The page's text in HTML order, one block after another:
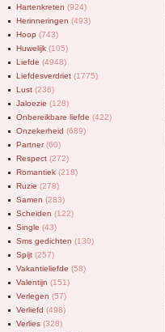
Hartenkreten (924)
Herinneringen (493)
Hoop (743)
Huwelijk (105)
Liefde (4948)
Liefdesverdriet (1775)
Lust (236)
Jaloezie (128)
Onbereikbare liefde (422)
Onzekerheid (689)
Partner(60)
Respect (272)
Romantiek (218)
Ruzie (278)
Samen (283)
Scheiden (122)
Single (43)
Sms gedichten (130)
Spijt (257)
Vakantieliefde (58)
Valentijn (151)
Verlegen (57)
Verliefd (498)
Verlies (328)